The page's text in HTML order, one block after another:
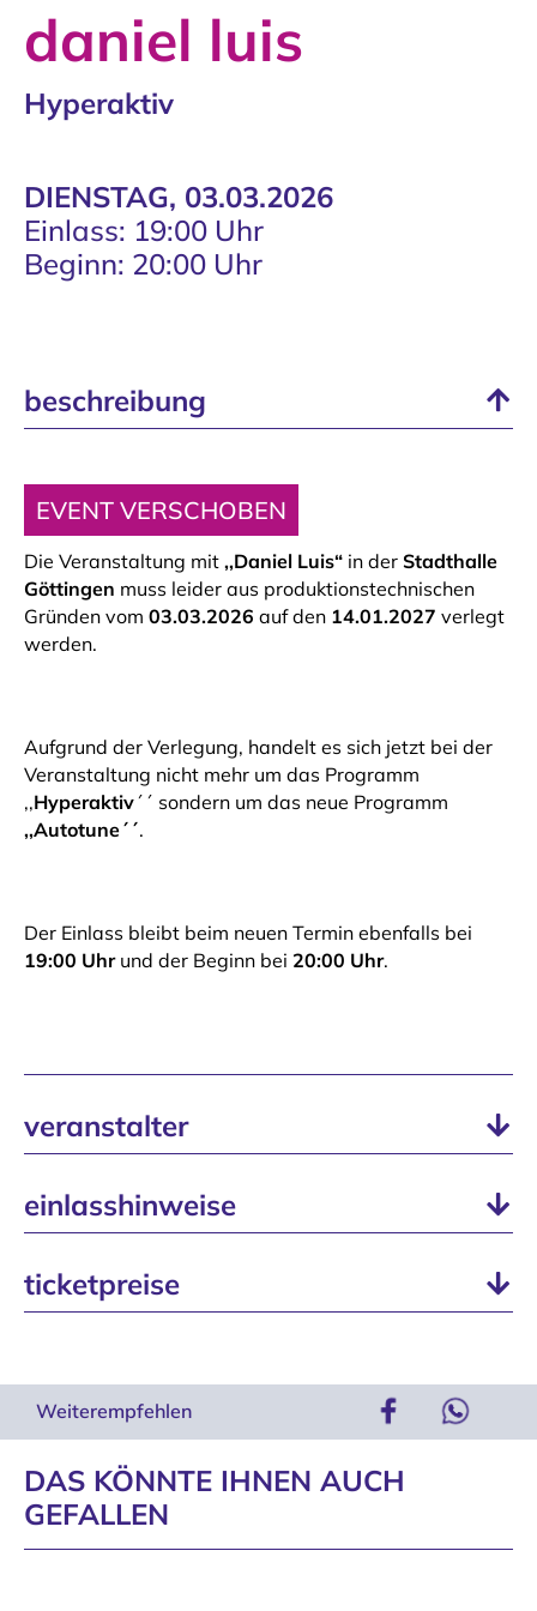
daniel luis
Hyperaktiv
DIENSTAG, 03.03.2026
Einlass: 19:00 Uhr
Beginn: 20:00 Uhr
beschreibung
EVENT VERSCHOBEN
Die Veranstaltung mit ,,Daniel Luis“ in der Stadthalle
Göttingen muss leider aus produktionstechnischen
Gründen vom 03.03.2026 auf den 14.01.2027 verlegt
werden.
Aufgrund der Verlegung, handelt es sich jetzt bei der
Veranstaltung nicht mehr um das Programm
,,Hyperaktiv´´ sondern um das neue Programm
,,Autotune´´.
Der Einlass bleibt beim neuen Termin ebenfalls bei
19:00 Uhrund der Beginn bei 20:00 Uhr.
veranstalter
einlasshinweise
ticketpreise
Weiterempfehlen
DAS KÖNNTE IHNEN AUCH
GEFALLEN